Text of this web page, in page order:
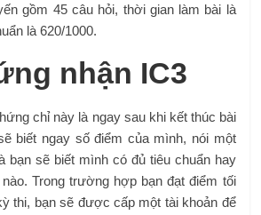
gồm 45 câu hỏi, thời gian làm bài là
là 620/1000.
nhận IC3
chỉ này là ngay sau khi kết thúc bài
biết ngay số điểm của mình, nói một
bạn sẽ biết mình có đủ tiêu chuẩn hay
Trong trường hợp bạn đạt điểm tối
thi, bạn sẽ được cấp một tài khoản để